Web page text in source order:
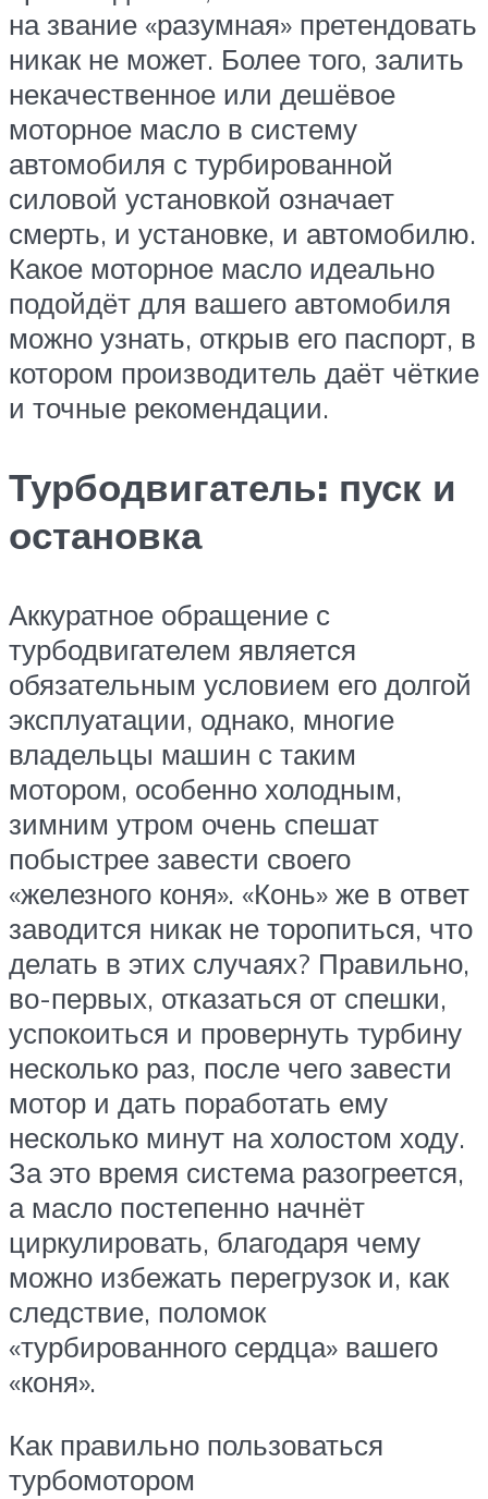
на звание «разумная» претендовать
никак не может. Более того, залить
некачественное или дешёвое
моторное масло в систему
автомобиля с турбированной
силовой установкой означает
смерть, и установке, и автомобилю.
Какое моторное масло идеально
подойдёт для вашего автомобиля
можно узнать, открыв его паспорт, в
котором производитель даёт чёткие
и точные рекомендации.
Турбодвигатель: пуск и
остановка
Аккуратное обращение с
турбодвигателем является
обязательным условием его долгой
эксплуатации, однако, многие
владельцы машин с таким
мотором, особенно холодным,
зимним утром очень спешат
побыстрее завести своего
«железного коня». «Конь» же в ответ
заводится никак не торопиться, что
делать в этих случаях? Правильно,
во-первых, отказаться от спешки,
успокоиться и провернуть турбину
несколько раз, после чего завести
мотор и дать поработать ему
несколько минут на холостом ходу.
За это время система разогреется,
а масло постепенно начнёт
циркулировать, благодаря чему
можно избежать перегрузок и, как
следствие, поломок
«турбированного сердца» вашего
«коня».
Как правильно пользоваться
турбомотором